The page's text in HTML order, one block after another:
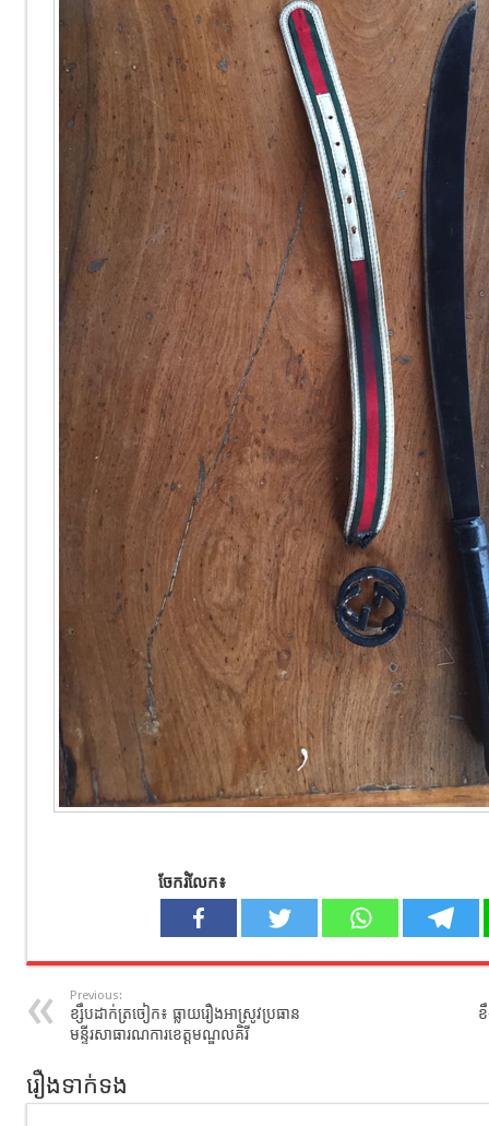
ចែករំលែក៖
Previous:
ខ្សឹបដាក់ត្រចៀក៖ ធ្លាយរឿងអាស្រូវប្រធាន
មន្ទីរសាធារណការខេត្តមណ្ឌលគិរី
រឿងទាក់ទង